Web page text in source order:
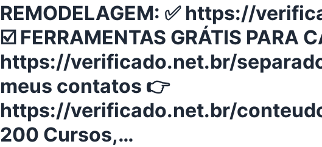
REMODELAGEM: ✅ https://
☑️ FERRAMENTAS GRÁTIS PARA
https://verificado.net.br/
meus contatos 👉
https://verificado.net.br/
200 Cursos,…